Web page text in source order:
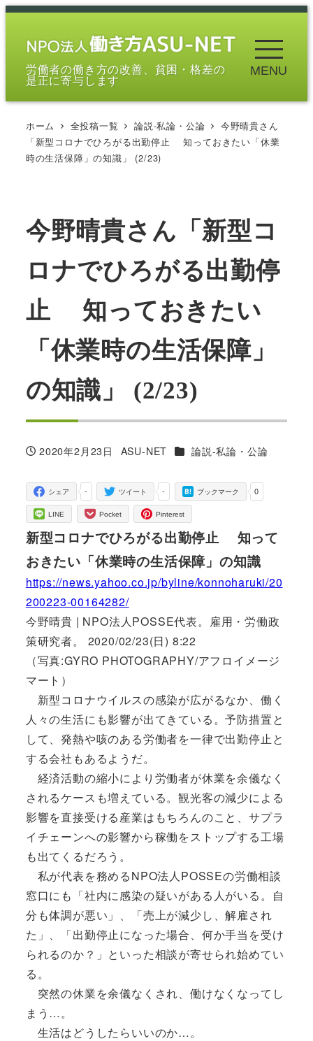
メ
労働者の働き方の改善、貧困・格差の
是正に寄与します
MENU
ホーム 全投稿一覧 論説-私論・公論
今野晴貴さん
「新型コロナでひろがる出勤停止 知っておきたい「休業
時の生活保障」の知識」 (2/23)
今野晴貴さん「新型コ
ロナでひろがる出勤停
止 知っておきたい
「休業時の生活保障」
の知識」 (2/23)
投稿日
2020年2月23日
著
ASU-NET カテゴリー
論説-私論・公論
-
シェア -
ツイート 0
ブックマーク
LINE Pocket Pinterest
新型コロナでひろがる出勤停止 知って
おきたい「休業時の生活保障」の知識
https://news.yahoo.co.jp/byline/konnoharuki/20
200223-00164282/
今野晴貴 | NPO法人POSSE代表。雇用・労働政
策研究者。 2020/02/23(日) 8:22
（写真:GYRO PHOTOGRAPHY/アフロイメージ
マート）
新型コロナウイルスの感染が広がるなか、働く
人々の生活にも影響が出てきている。予防措置と
して、発熱や咳のある労働者を一律で出勤停止と
する会社もあるようだ。
経済活動の縮小により労働者が休業を余儀なく
されるケースも増えている。観光客の減少による
影響を直接受ける産業はもちろんのこと、サプラ
イチェーンへの影響から稼働をストップする工場
も出てくるだろう。
私が代表を務めるNPO法人POSSEの労働相談
窓口にも「社内に感染の疑いがある人がいる。自
分も体調が悪い」、「売上が減少し、解雇され
た」、「出勤停止になった場合、何か手当を受け
られるのか？」といった相談が寄せられ始めてい
る。
突然の休業を余儀なくされ、働けなくなってし
まう…。
生活はどうしたらいいのか…。